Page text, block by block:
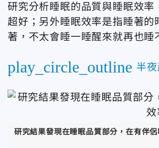
研究分析睡眠的品質與睡眠效
超好；另外睡眠效率是指睡著
著，不太會睡一睡醒來就再也睡
play_circle_outline 半
研究結果發現在睡眠品質部分，在有伴